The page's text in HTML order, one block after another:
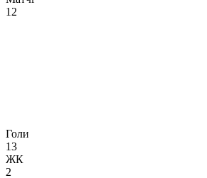
12
Голи
13
ЖК
2